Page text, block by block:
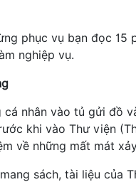
phục vụ bạn đọc 15
nghiệp vụ.
cá nhân vào tủ gửi đồ
khi vào Thư viện
về những mất mát
sách, tài liệu của